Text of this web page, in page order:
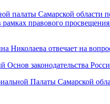
палаты Самарской
правового
Николаева отвечает на
законодательства
Палаты Самарской